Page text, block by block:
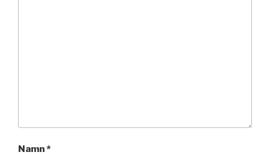
Namn*